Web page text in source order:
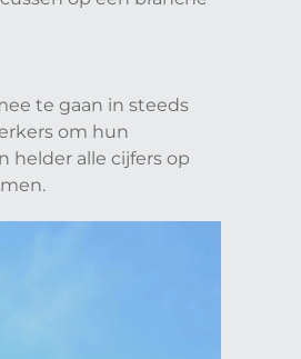
te gaan in steeds
om hun
helder alle cijfers op